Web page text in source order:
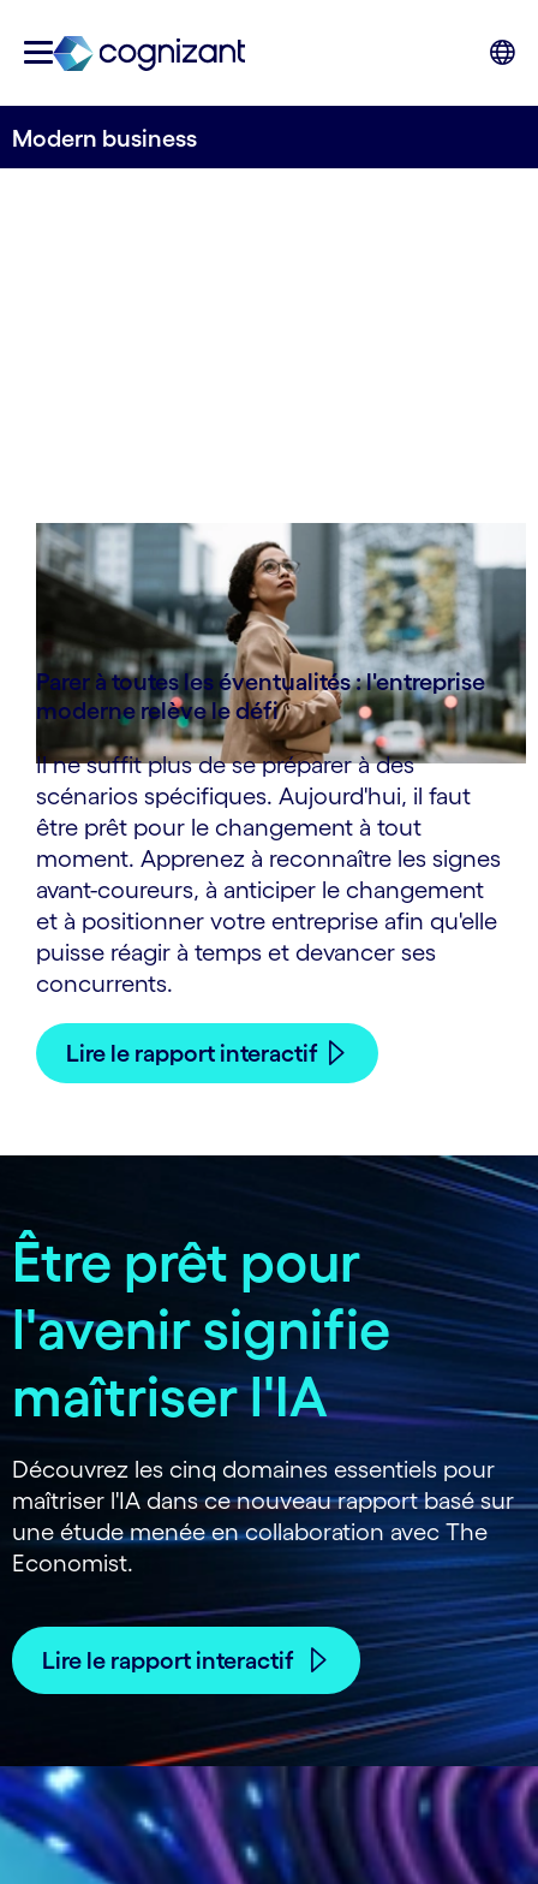
Modern business
Parer à toutes les éventualités : l'entreprise
moderne relève le défi
Il ne suffit plus de se préparer à des
scénarios spécifiques. Aujourd'hui, il faut
être prêt pour le changement à tout
moment. Apprenez à reconnaître les signes
avant-coureurs, à anticiper le changement
et à positionner votre entreprise afin qu'elle
puisse réagir à temps et devancer ses
concurrents.
Lire le rapport interactif
Être prêt pour
l'avenir signifie
maîtriser l'IA
Découvrez les cinq domaines essentiels pour
maîtriser l'IA dans ce nouveau rapport basé sur
une étude menée en collaboration avec The
Economist.
Lire le rapport interactif
carousel starts